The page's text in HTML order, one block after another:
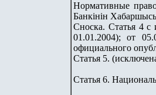
Нормативные
Банкiнiн
Сноска. Статья 4 с
01.01.2004); от
официального
Статья 5.
Статья 6.